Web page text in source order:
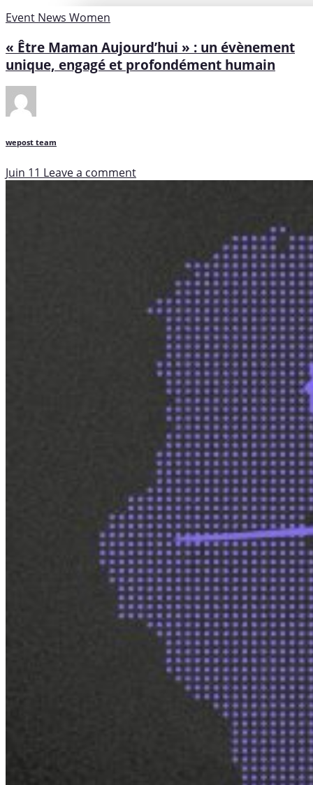
Event News Women
« Être Maman Aujourd’hui » : un évènement
unique, engagé et profondément humain
wepost team
Juin 11 Leave a comment